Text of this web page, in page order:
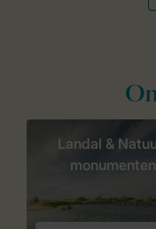
Landal &
monumenten